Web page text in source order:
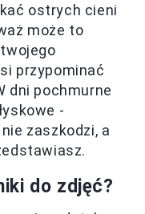
ostrych cieni
może to
przypominać
dni pochmurne
-
zaszkodzi, a
do zdjęć?